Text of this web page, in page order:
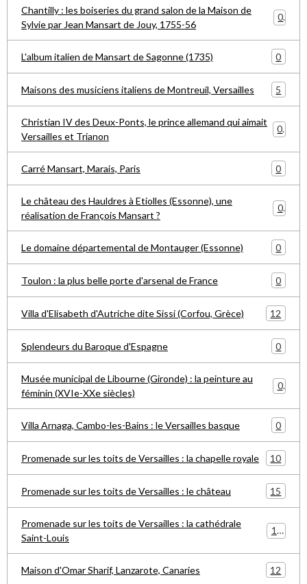
Chantilly : les boiseries du grand salon de la Maison de
Sylvie par Jean Mansart de Jouy, 1755-56
0
L'album italien de Mansart de Sagonne (1735) 0
Maisons des musiciens italiens de Montreuil, Versailles 5
Christian IV des Deux-Ponts, le prince allemand qui aimait
Versailles et Trianon
0
Carré Mansart, Marais, Paris 0
Le château des Hauldres à Etiolles (Essonne), une
réalisation de François Mansart ?
0
Le domaine départemental de Montauger (Essonne) 0
Toulon : la plus belle porte d'arsenal de France 0
Villa d'Elisabeth d'Autriche dite Sissi (Corfou, Grèce) 12
Splendeurs du Baroque d'Espagne 0
Musée municipal de Libourne (Gironde) : la peinture au
féminin (XVIe-XXe siècles)
0
Villa Arnaga, Cambo-les-Bains : le Versailles basque 0
Promenade sur les toits de Versailles : la chapelle royale 10
Promenade sur les toits de Versailles : le château 15
Promenade sur les toits de Versailles : la cathédrale
Saint-Louis
15
Maison d'Omar Sharif, Lanzarote, Canaries 12